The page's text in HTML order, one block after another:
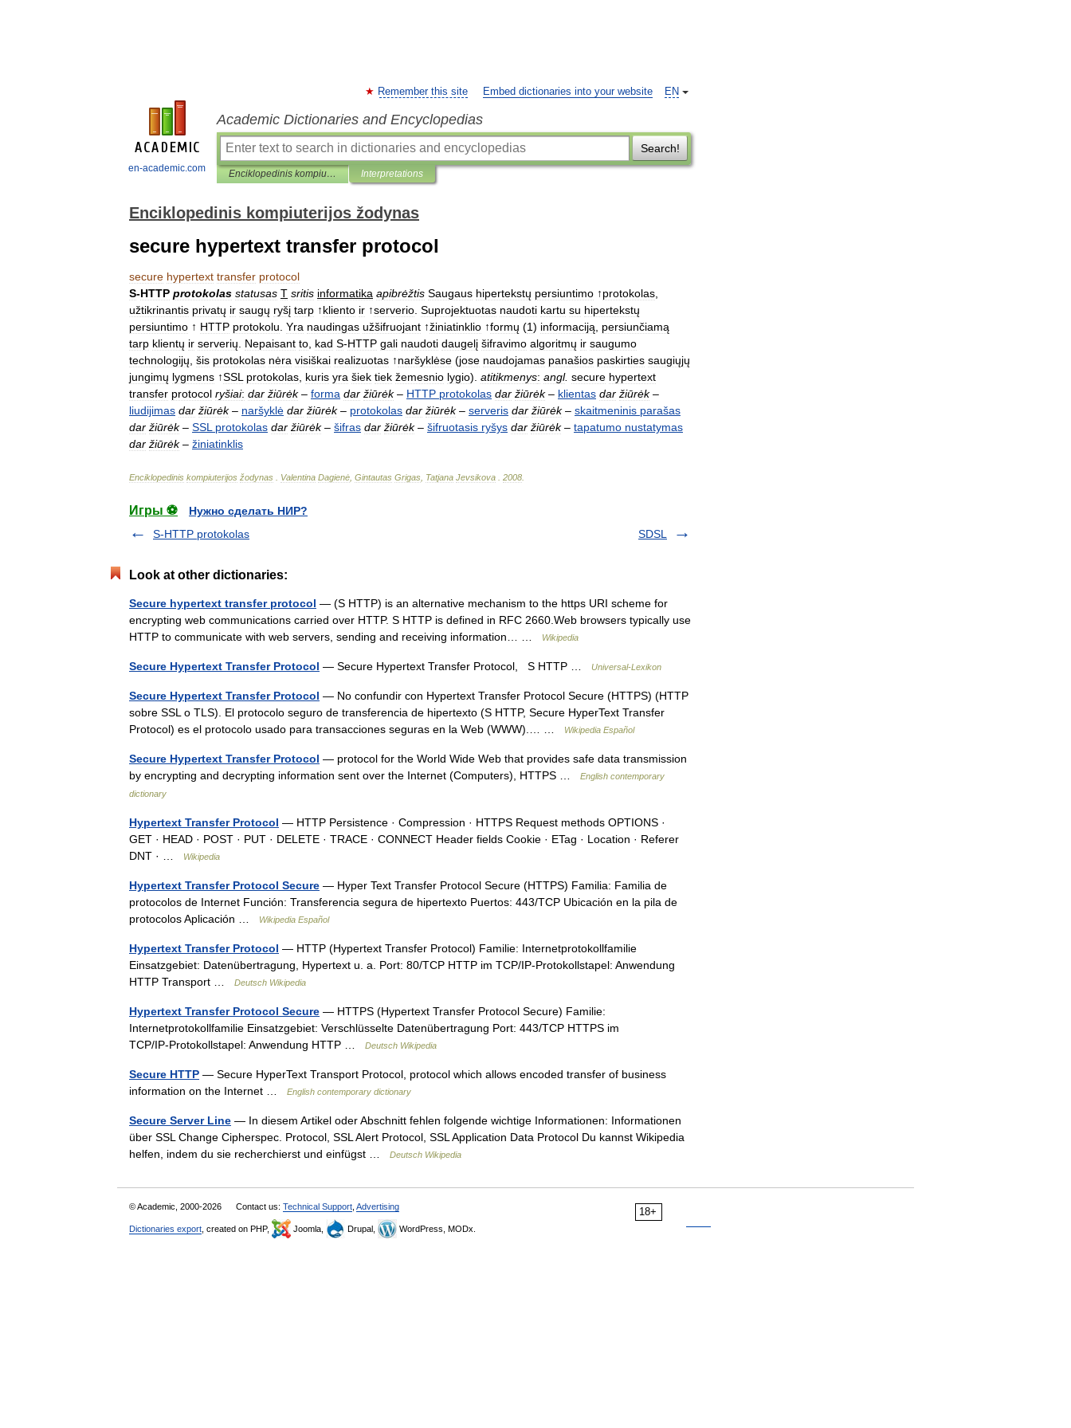
en-academic.com
EN
Remember this site Embed dictionaries into your website
Academic Dictionaries and Encyclopedias
Search!
Enciklopedinis kompiuterijos žodynas Interpretations
Enciklopedinis kompiuterijos žodynas
secure hypertext transfer protocol
secure hypertext transfer protocol
S-HTTP protokolas statusas T sritis informatika apibrėžtis Saugaus hipertekstų persiuntimo ↑protokolas
užtikrinantis privatų ir saugų ryšį tarp ↑kliento ir ↑serverio Suprojektuotas naudoti kartu su hipertekstų
persiuntimo ↑ HTTP protokolu Yra naudingas užšifruojant ↑žiniatinklio ↑formų (1) informaciją
persiunčiamą
tarp klientų ir serverių Nepaisant to kad S-HTTP gali naudoti daugelį šifravimo algoritmų ir saugumo
technologijų šis protokolas nėra visiškai realizuotas ↑naršyklėse (jose naudojamas panašios paskirties saugiųjų
jungimų lygmens ↑SSL protokolas kuris yra šiek tiek žemesnio lygio). atitikmenys: angl. secure hypertext
transfer protocol ryšiai: dar žiūrėk– forma dar žiūrėk– HTTP protokolas dar žiūrėk– klientas dar žiūrėk–
liudijimas dar žiūrėk– naršyklė dar žiūrėk– protokolas dar žiūrėk– serveris dar žiūrėk– skaitmeninis parašas
dar žiūrėk– SSL protokolas dar žiūrėk– šifras dar žiūrėk– šifruotasis ryšys dar žiūrėk– tapatumo nustatymas
dar žiūrėk– žiniatinklis
Enciklopedinis kompiuterijos žodynas Valentina Dagienė Gintautas Grigas Tatjana Jevsikova 2008
Игры ⚽
Нужно сделать НИР?
S-HTTP protokolas
SDSL
Look at other dictionaries:
Secure hypertext transfer protocol — (S HTTP) is an alternative mechanism to the https URI scheme for
encrypting web communications carried over HTTP. S HTTP is defined in RFC 2660.Web browsers typically use
HTTP to communicate with web servers, sending and receiving information… …
Wikipedia
Secure Hypertext Transfer Protocol — Secure Hypertext Transfer Protocol, S HTTP … Universal-Lexikon
Secure Hypertext Transfer Protocol — No confundir con Hypertext Transfer Protocol Secure (HTTPS) (HTTP
sobre SSL o TLS). El protocolo seguro de transferencia de hipertexto (S HTTP, Secure HyperText Transfer
Protocol) es el protocolo usado para transacciones seguras en la Web (WWW).… …
Wikipedia Español
Secure Hypertext Transfer Protocol — protocol for the World Wide Web that provides safe data transmission
by encrypting and decrypting information sent over the Internet (Computers), HTTPS …
English contemporary
dictionary
Hypertext Transfer Protocol — HTTP Persistence · Compression · HTTPS Request methods OPTIONS ·
GET · HEAD · POST · PUT · DELETE · TRACE · CONNECT Header fields Cookie · ETag · Location · Referer
DNT · …
Wikipedia
Hypertext Transfer Protocol Secure — Hyper Text Transfer Protocol Secure (HTTPS) Familia: Familia de
protocolos de Internet Función: Transferencia segura de hipertexto Puertos: 443/TCP Ubicación en la pila de
protocolos Aplicación …
Wikipedia Español
Hypertext Transfer Protocol — HTTP (Hypertext Transfer Protocol) Familie: Internetprotokollfamilie
Einsatzgebiet: Datenübertragung, Hypertext u. a. Port: 80/TCP HTTP im TCP/IP‑Protokollstapel: Anwendung
HTTP Transport …
Deutsch Wikipedia
Hypertext Transfer Protocol Secure — HTTPS (Hypertext Transfer Protocol Secure) Familie:
Internetprotokollfamilie Einsatzgebiet: Verschlüsselte Datenübertragung Port: 443/TCP HTTPS im
TCP/IP‑Protokollstapel: Anwendung HTTP …
Deutsch Wikipedia
Secure HTTP — Secure HyperText Transport Protocol, protocol which allows encoded transfer of business
information on the Internet …
English contemporary dictionary
Secure Server Line — In diesem Artikel oder Abschnitt fehlen folgende wichtige Informationen: Informationen
über SSL Change Cipherspec. Protocol, SSL Alert Protocol, SSL Application Data Protocol Du kannst Wikipedia
helfen, indem du sie recherchierst und einfügst …
Deutsch Wikipedia
18+
© Academic, 2000-2026 Contact us: Technical Support Advertising
Dictionaries export , created on PHP, Joomla, Drupal, WordPress, MODx.